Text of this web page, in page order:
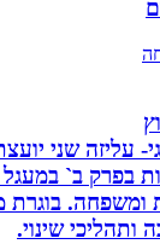
שני יועצת
בפרק ב` במעגל
בוגרת
שינוי.